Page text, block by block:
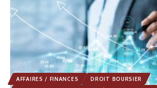
AFFAIRES / FINANCES DROIT BOURSIER